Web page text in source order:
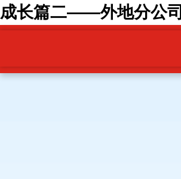
成长篇二——外地分公